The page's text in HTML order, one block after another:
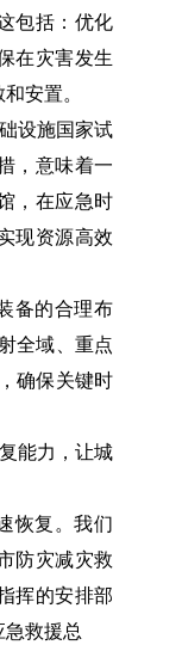
包括：优化
在灾害发生
安置。
设施国家试
，意味着一
，在应急时
现资源高效
备的合理布
全域、重点
确保关键时
能力，让城
恢复。我们
防灾减灾救
挥的安排部
救援总